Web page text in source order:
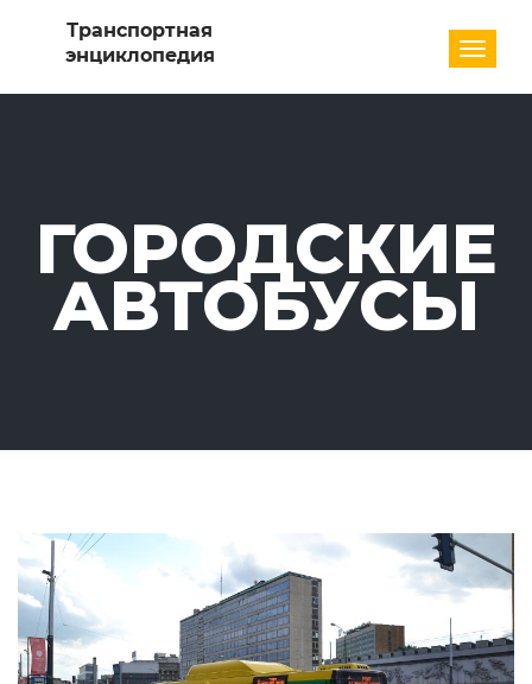
ГОРОДСКИЕ
АВТОБУСЫ